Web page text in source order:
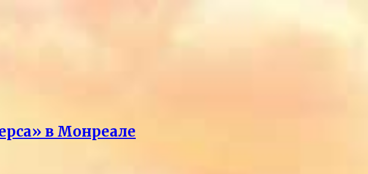
в Монреале